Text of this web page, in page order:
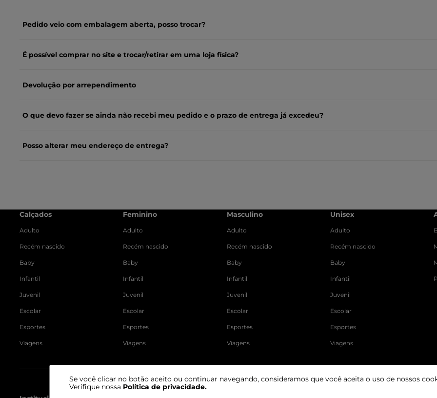
Se você clicar no botão aceito ou continuar navegando, consideramos que você aceita o uso de nossos
Verifique nossa Política de privacidade.
Pedido veio com embalagem aberta, posso trocar?
É possível comprar no site e trocar/retirar em uma loja física?
Devolução por arrependimento
O que devo fazer se ainda não recebi meu pedido e o prazo de entrega já excedeu?
Posso alterar meu endereço de entrega?
Calçados
Adulto
Recém nascido
Baby
Infantil
Juvenil
Escolar
Esportes
Viagens
Feminino
Adulto
Recém nascido
Baby
Infantil
Juvenil
Escolar
Esportes
Viagens
Masculino
Adulto
Recém nascido
Baby
Infantil
Juvenil
Escolar
Esportes
Viagens
Unisex
Adulto
Recém nascido
Baby
Infantil
Juvenil
Escolar
Esportes
Viagens